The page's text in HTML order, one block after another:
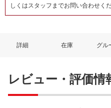
ネ
しくはスタッフまでお問い合わせくだ
詳細 在庫 グル
レビュー・評価情